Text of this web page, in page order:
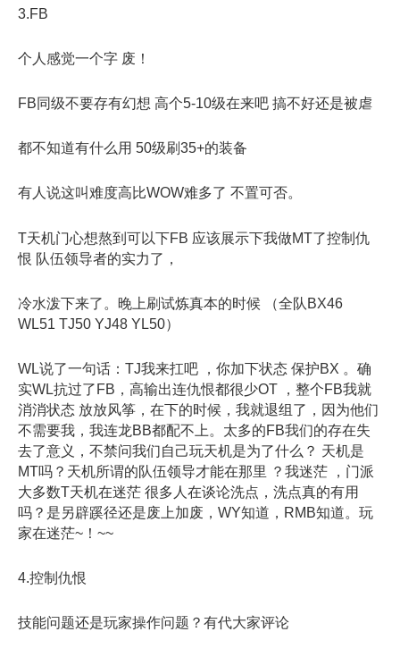
3.FB
个人感觉一个字 废！
FB同级不要存有幻想 高个5-10级在来吧 搞不好还是被虐
都不知道有什么用 50级刷35+的装备
有人说这叫难度高比WOW难多了 不置可否。
T天机门心想熬到可以下FB 应该展示下我做MT了控制仇
恨 队伍领导者的实力了，
冷水泼下来了。晚上刷试炼真本的时候 （全队BX46
WL51 TJ50 YJ48 YL50）
WL说了一句话：TJ我来扛吧 ，你加下状态 保护BX 。确
实WL抗过了FB，高输出连仇恨都很少OT ，整个FB我就
消消状态 放放风筝，在下的时候，我就退组了，因为他们
不需要我，我连龙BB都配不上。太多的FB我们的存在失
去了意义，不禁问我们自己玩天机是为了什么？ 天机是
MT吗？天机所谓的队伍领导才能在那里 ？我迷茫 ，门派
大多数T天机在迷茫 很多人在谈论洗点，洗点真的有用
吗？是另辟蹊径还是废上加废，WY知道，RMB知道。玩
家在迷茫~！~~
4.控制仇恨
技能问题还是玩家操作问题？有代大家评论